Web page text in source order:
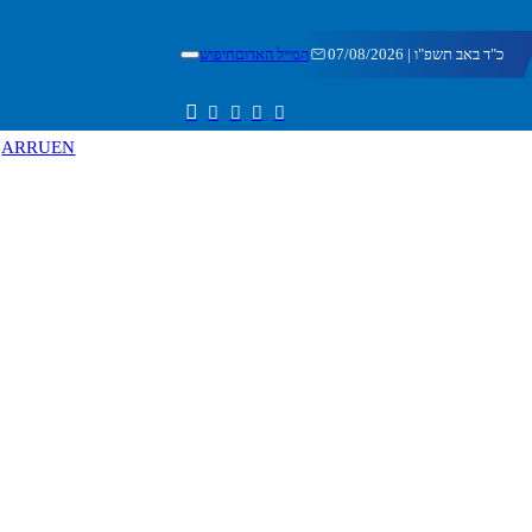
כ"ד באב תשפ"ו | 07/08/2026 המייל האדוםחיפוש
EN
RU
AR